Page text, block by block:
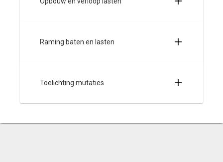
Raming baten en lasten
Toelichting mutaties